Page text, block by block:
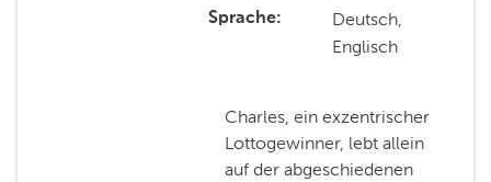
Sprache
Deutsch,
Englisch
Charles, ein exzentrischer
Lottogewinner, lebt allein
auf der abgeschiedenen